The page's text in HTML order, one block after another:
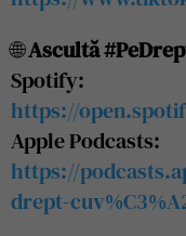
🌐Ascultă
Spotify:
https://
Apple Podcasts:
https://
drept-